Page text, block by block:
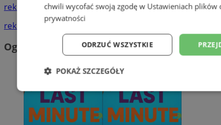
reklama
reklama
Ogłoszenia
chwili wycofać swoją zgodę w Ustawieniach plików
prywatności
ODRZUĆ WSZYSTKIE
POKAŻ SZCZEGÓŁY
Niezbędne Wydajność